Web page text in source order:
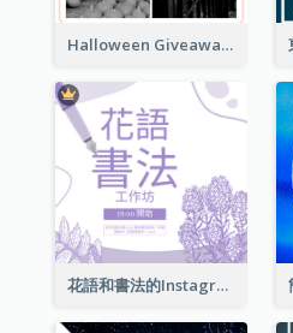
Halloween Giveaway Instagram Post
花語和書法的Instagram帖子